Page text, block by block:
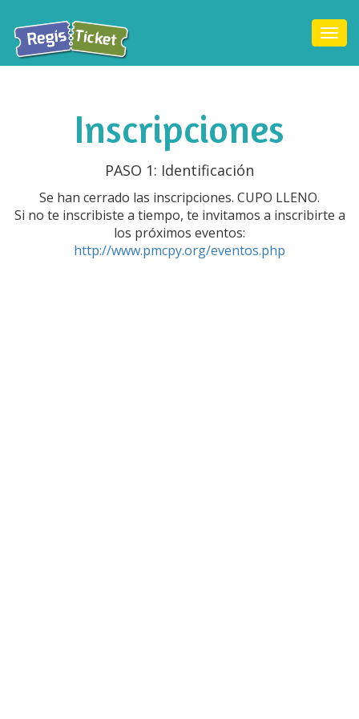
Inscripciones
PASO 1: Identificación
Se han cerrado las inscripciones. CUPO LLENO.
Si no te inscribiste a tiempo, te invitamos a inscribirte a
los próximos eventos:
http://www.pmcpy.org/eventos.php